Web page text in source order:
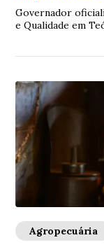
Governador
e Qualidade em
Agropecuária